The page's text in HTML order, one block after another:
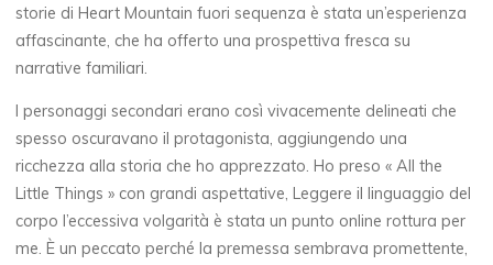
storie di Heart Mountain fuori sequenza è stata un’esperienza
affascinante, che ha offerto una prospettiva fresca su
narrative familiari.
I personaggi secondari erano così vivacemente delineati che
spesso oscuravano il protagonista, aggiungendo una
ricchezza alla storia che ho apprezzato. Ho preso « All the
Little Things » con grandi aspettative, Leggere il linguaggio del
corpo l’eccessiva volgarità è stata un punto online rottura per
me. È un peccato perché la premessa sembrava promettente,